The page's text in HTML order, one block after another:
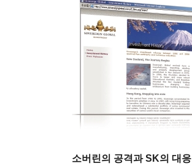
소버린의 공격과 SK의 대응